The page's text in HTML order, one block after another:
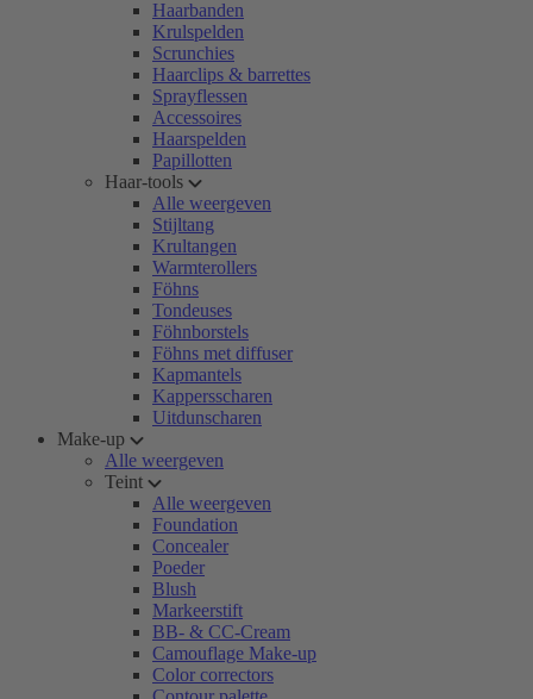
Haarbanden
Krulspelden
Scrunchies
Haarclips & barrettes
Sprayflessen
Accessoires
Haarspelden
Papillotten
Haar-tools
Alle weergeven
Stijltang
Krultangen
Warmterollers
Föhns
Tondeuses
Föhnborstels
Föhns met diffuser
Kapmantels
Kappersscharen
Uitdunscharen
Make-up
Alle weergeven
Teint
Alle weergeven
Foundation
Concealer
Poeder
Blush
Markeerstift
BB- & CC-Cream
Camouflage Make-up
Color correctors